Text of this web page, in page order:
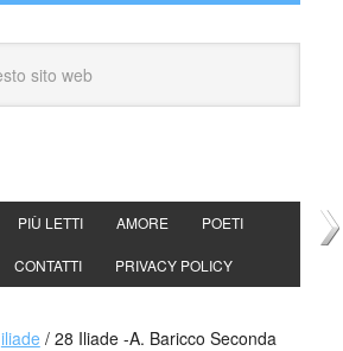
PIÙ LETTI AMORE POETI
CONTATTI PRIVACY POLICY
iliade /28 Iliade -A. Baricco Seconda